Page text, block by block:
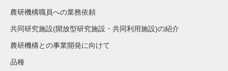
農研機構職員への業務依頼
共同研究施設(開放型研究施設・共同利用施設)の紹介
農研機構との事業開発に向けて
品種